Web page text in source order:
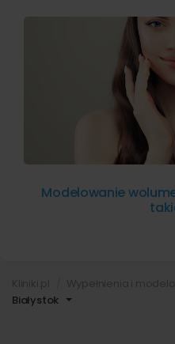
Białystok
Modelowanie